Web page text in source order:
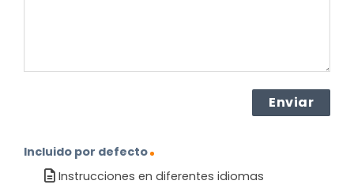
Incluido por defecto
Instrucciones en diferentes idiomas